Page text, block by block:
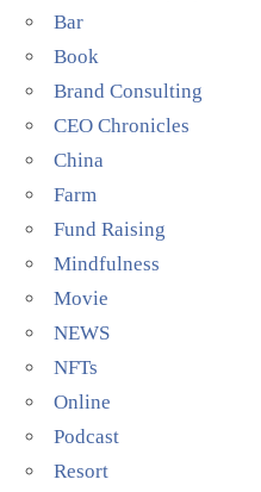
Bar
Book
Brand Consulting
CEO Chronicles
China
Farm
Fund Raising
Mindfulness
Movie
NEWS
NFTs
Online
Podcast
Resort